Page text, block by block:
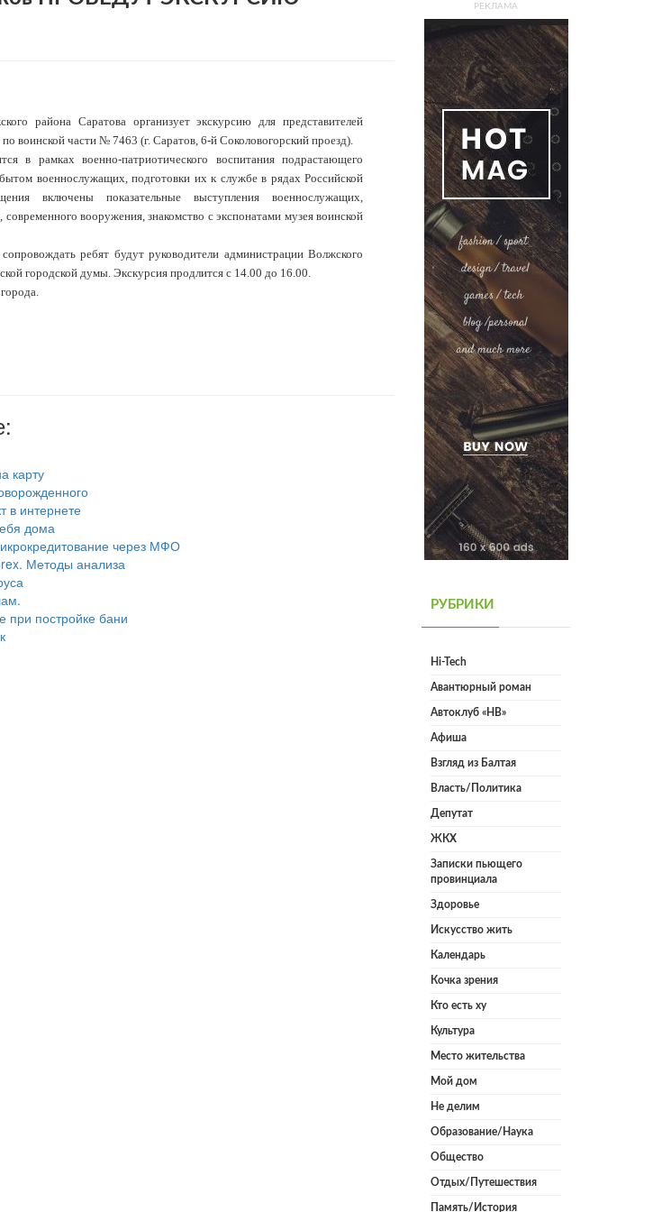
района Саратова организует экскурсию для представителей
воинской части № 7463 (г. Саратов, 6-й Соколовогорский проезд).
в рамках военно-патриотического воспитания подрастающего
бытом военнослужащих, подготовки их к службе в рядах Российской
включены показательные выступления военнослужащих,
вооружения, знакомство с экспонатами музея воинской
ребят будут руководители администрации Волжского
городской думы. Экскурсия продлится с 14.00 до 16.00.
карту
в интернете
дома
через МФО
Методы анализа
при постройке бани
РЕКЛАМА
РУБРИКИ
Hi-Tech
Авантюрный роман
Автоклуб «НВ»
Афиша
Взгляд из Балтая
Власть/Политика
Депутат
ЖКХ
Записки пьющего
провинциала
Здоровье
Искусство жить
Календарь
Кочка зрения
Кто есть ху
Культура
Место жительства
Мой дом
Не делим
Образование/Наука
Общество
Отдых/Путешествия
Память/История